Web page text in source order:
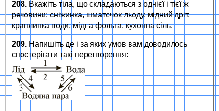
208.Вкажіть тіла, що складаються з однієї і тієї ж
речовини: сніжинка, шматочок льоду, мідний дріт,
краплинка води, мідна фольга, кухонна сіль.
209.Напишіть де і за яких умов вам доводилось
спостерігати такі перетворення: